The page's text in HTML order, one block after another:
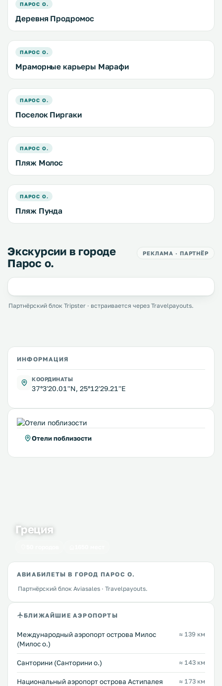
ПАРОС О.
Деревня Продромос
ПАРОС О.
Мраморные карьеры Марафи
ПАРОС О.
Поселок Пиргаки
ПАРОС О.
Пляж Молос
ПАРОС О.
Пляж Пунда
Экскурсии в городе
Парос о.
РЕКЛАМА · ПАРТНЁР
Партнёрский блок Tripster · встраивается через Travelpayouts.
ИНФОРМАЦИЯ
КООРДИНАТЫ
37°3'20.01''N, 25°12'29.21''E
Отели поблизости
Греция
АВИАБИЛЕТЫ В ГОРОД ПАРОС О.
Партнёрский блок Aviasales · Travelpayouts.
БЛИЖАЙШИЕ АЭРОПОРТЫ
Междунарoдный аэропорт острова Милос
(Милос о.)
≈ 139 км
Санторини (Санторини о.) ≈ 143 км
Национальный аэропорт острова Астипалея
≈ 173 км